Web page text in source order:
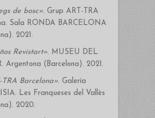
de bosc». Grup ART-TRA
Sala RONDA BARCELONA
2021.
Revistart». MUSEU DEL
Argentona (Barcelona). 2021.
TRA Barcelona». Galería
Les Franqueses del Vallès
2020.